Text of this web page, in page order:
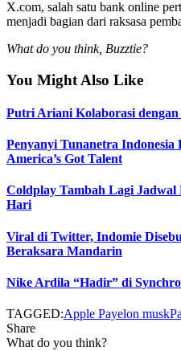
X.com, salah satu bank online
menjadi bagian dari raksasa
What do you think, Buzztie?
You Might Also Like
Putri Ariani Kolaborasi
Penyanyi Tunanetra Indonesia
America’s Got Talent
Coldplay Tambah Lagi Jadwal
Hari
Viral di Twitter, Indomie
Beraksara Mandarin
Nike Ardila “Hadir” di
TAGGED:Apple Payelon musk
Share
What do you think?